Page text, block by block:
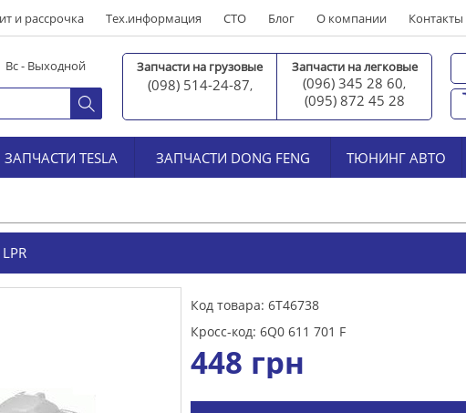
и рассрочка Тех.информация СТО Блог О компании Контакты
Вс - Выходной Запчасти на грузовые
(098) 514-24-87,
Запчасти на легковые
(096) 345 28 60,
(095) 872 45 28
ЗАПЧАСТИ TESLA ЗАПЧАСТИ DONG FENG ТЮНИНГ АВТО
Код товара: 6T46738
Кросс-код: 6Q0 611 701 F
448 грн